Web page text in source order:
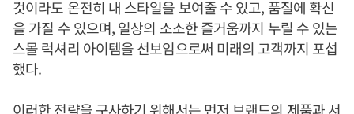
것이라도 온전히 내 스타일을 보여줄 수 있고, 품질에 확신
을 가질 수 있으며, 일상의 소소한 즐거움까지 누릴 수 있는
스몰 럭셔리 아이템을 선보임으로써 미래의 고객까지 포섭
했다.
이러한 전략을 구사하기 위해서는 먼저 브랜드의 제품과 서